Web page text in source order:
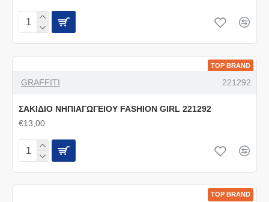
TOP BRAND
GRAFFITI 221292
ΣΑΚΙΔΙΟ ΝΗΠΙΑΓΩΓΕΙΟΥ FASHION GIRL 221292
€13,00
TOP BRAND